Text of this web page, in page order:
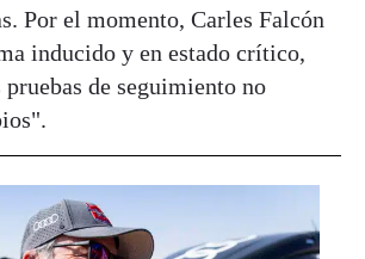
Por el momento, Carles Falcón
inducido y en estado crítico,
de seguimiento no